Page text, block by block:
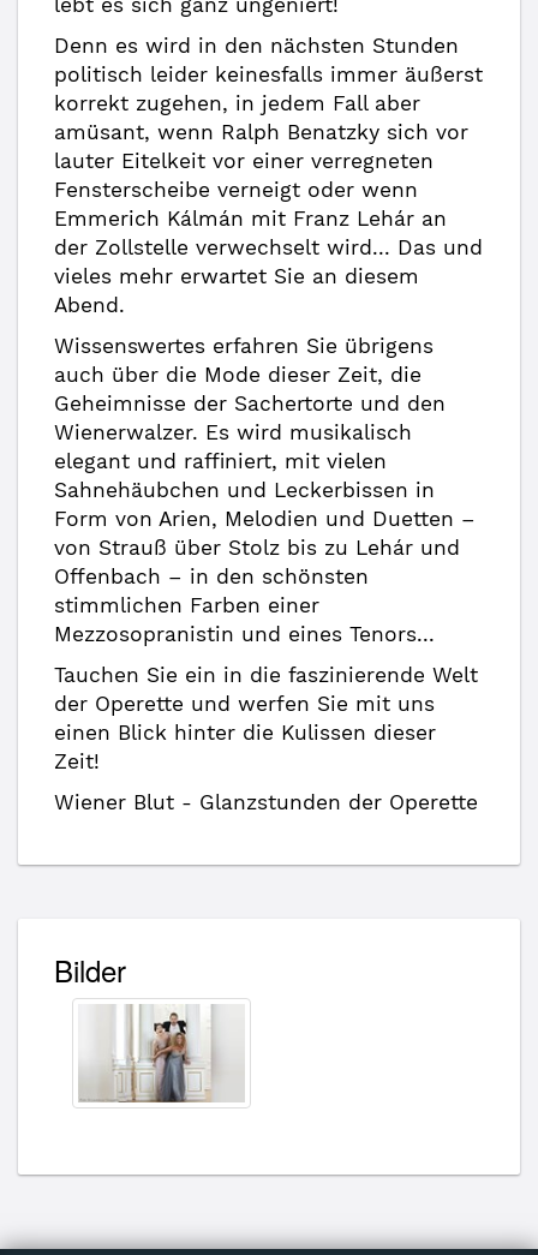
Denn es wird in den nächsten Stunden
politisch leider keinesfalls immer äußerst
korrekt zugehen, in jedem Fall aber
amüsant, wenn Ralph Benatzky sich vor
lauter Eitelkeit vor einer verregneten
Fensterscheibe verneigt oder wenn
Emmerich Kálmán mit Franz Lehár an
der Zollstelle verwechselt wird... Das und
vieles mehr erwartet Sie an diesem
Abend.
Wissenswertes erfahren Sie übrigens
auch über die Mode dieser Zeit, die
Geheimnisse der Sachertorte und den
Wienerwalzer. Es wird musikalisch
elegant und raffiniert, mit vielen
Sahnehäubchen und Leckerbissen in
Form von Arien, Melodien und Duetten –
von Strauß über Stolz bis zu Lehár und
Offenbach – in den schönsten
stimmlichen Farben einer
Mezzosopranistin und eines Tenors...
Tauchen Sie ein in die faszinierende Welt
der Operette und werfen Sie mit uns
einen Blick hinter die Kulissen dieser
Zeit!
Wiener Blut - Glanzstunden der Operette
Bilder